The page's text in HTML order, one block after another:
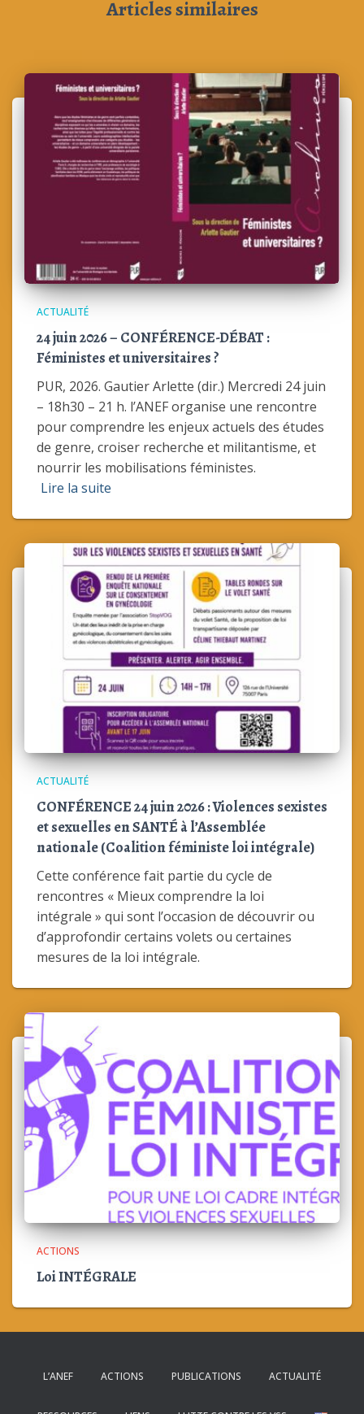
Articles similaires
ACTUALITÉ
24 juin 2026 – CONFÉRENCE-DÉBAT :
Féministes et universitaires ?
PUR, 2026. Gautier Arlette (dir.) Mercredi 24 juin
– 18h30 – 21 h. l’ANEF organise une rencontre
pour comprendre les enjeux actuels des études
de genre, croiser recherche et militantisme, et
nourrir les mobilisations féministes.
Lire la suite
ACTUALITÉ
CONFÉRENCE 24 juin 2026 : Violences sexistes
et sexuelles en SANTÉ à l’Assemblée
nationale (Coalition féministe loi intégrale)
Cette conférence fait partie du cycle de
rencontres « Mieux comprendre la loi
intégrale » qui sont l’occasion de découvrir ou
d’approfondir certains volets ou certaines
mesures de la loi intégrale.
ACTIONS
Loi INTÉGRALE
L’ANEF ACTIONS PUBLICATIONS ACTUALITÉ